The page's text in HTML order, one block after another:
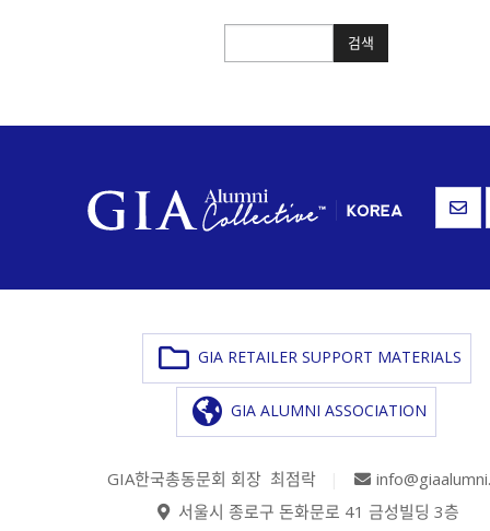
검색
GIA RETAILER SUPPORT MATERIALS
GIA ALUMNI ASSOCIATION
GIA한국총동문회 회장 최점락
서울시 종로구 돈화문로 41 금성빌딩 3층